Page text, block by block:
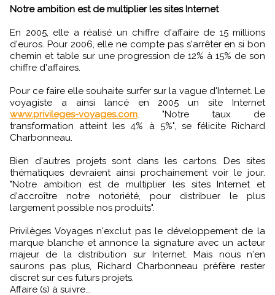
Notre ambition est de multiplier les sites Internet
En 2005, elle a réalisé un chiffre d'affaire de 15 millions
d'euros. Pour 2006, elle ne compte pas s'arrêter en si bon
chemin et table sur une progression de 12% à 15% de son
chiffre d'affaires.
Pour ce faire elle souhaite surfer sur la vague d'Internet. Le
voyagiste a ainsi lancé en 2005 un site Internet
www.privileges-voyages.com. "Notre taux de
transformation atteint les 4% à 5%", se félicite Richard
Charbonneau.
Bien d'autres projets sont dans les cartons. Des sites
thématiques devraient ainsi prochainement voir le jour.
"Notre ambition est de multiplier les sites Internet et
d'accroître notre notoriété, pour distribuer le plus
largement possible nos produits".
Privilèges Voyages n'exclut pas le développement de la
marque blanche et annonce la signature avec un acteur
majeur de la distribution sur Internet. Mais nous n'en
saurons pas plus, Richard Charbonneau préfère rester
discret sur ces futurs projets.
Affaire (s) à suivre...